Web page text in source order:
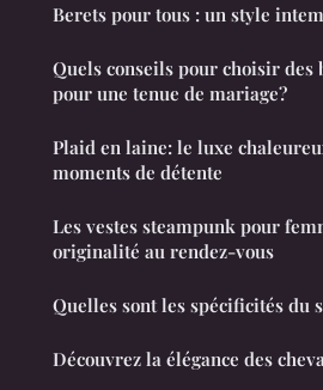
Berets pour tous : un style
Quels conseils pour choisir des
pour une tenue de mariage?
Plaid en laine: le luxe
moments de détente
Les vestes steampunk pour
originalité au rendez-vous
Quelles sont les spécificités du
Découvrez la élégance des